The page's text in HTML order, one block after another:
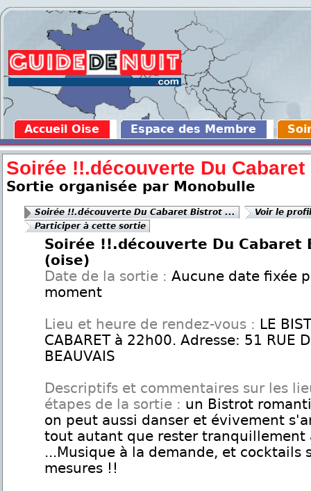
Accueil Oise Espace des Membre
Soirée !!.découverte Du
Sortie organisée par Monobulle
Soirée !!.découverte Du Cabaret Bistrot ...
Voir le
Participer à cette sortie
Soirée !!.découverte Du Cabaret
(oise)
Date de la sortie : Aucune date fixée
moment
Lieu et heure de rendez-vous : LE
CABARET à 22h00. Adresse: 51 RUE
BEAUVAIS
Descriptifs et commentaires sur les
étapes de la sortie : un Bistrot
on peut aussi danser et évivement
tout autant que rester tranquillement
...Musique à la demande, et cocktails
mesures !!